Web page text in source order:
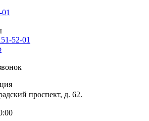
52-01
проспект, д. 62.